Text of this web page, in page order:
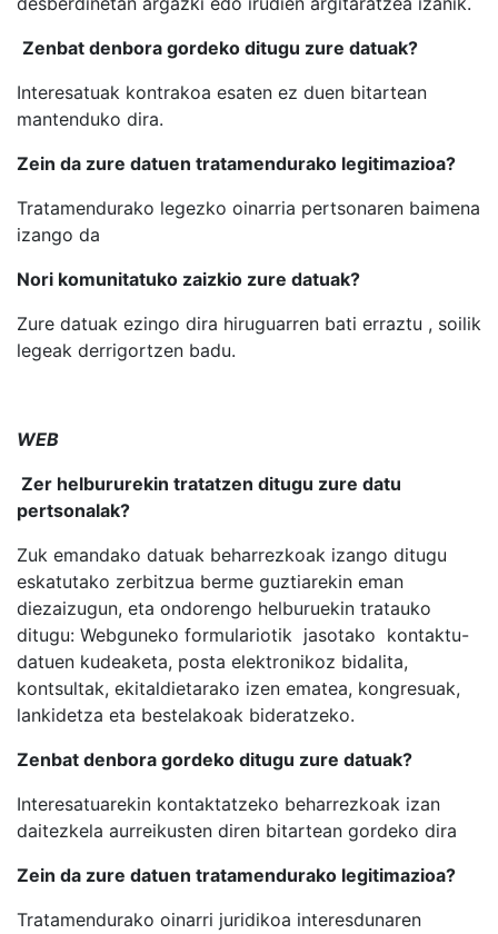
Zenbat denbora gordeko ditugu zure datuak?
Interesatuak kontrakoa esaten ez duen bitartean
mantenduko dira.
Zein da zure datuen tratamendurako legitimazioa?
Tratamendurako legezko oinarria pertsonaren baimena
izango da
Nori komunitatuko zaizkio zure datuak?
Zure datuak ezingo dira hiruguarren bati erraztu , soilik
legeak derrigortzen badu.
WEB
Zer helbururekin tratatzen ditugu zure datu
pertsonalak?
Zuk emandako datuak beharrezkoak izango ditugu
eskatutako zerbitzua berme guztiarekin eman
diezaizugun, eta ondorengo helburuekin tratauko
ditugu: Webguneko formulariotik jasotako kontaktu-
datuen kudeaketa, posta elektronikoz bidalita,
kontsultak, ekitaldietarako izen ematea, kongresuak,
lankidetza eta bestelakoak bideratzeko.
Zenbat denbora gordeko ditugu zure datuak?
Interesatuarekin kontaktatzeko beharrezkoak izan
daitezkela aurreikusten diren bitartean gordeko dira
Zein da zure datuen tratamendurako legitimazioa?
Tratamendurako oinarri juridikoa interesdunaren